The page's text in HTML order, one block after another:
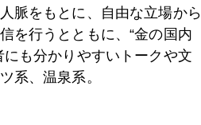
０ドルのシナリオ
脈をもとに、自由な立場から
を行うとともに、“金の国内
も分かりやすいトークや文
系、温泉系。